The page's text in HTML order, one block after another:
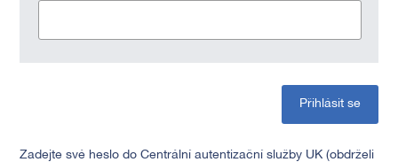
Přihlásit se
Zadejte své heslo do Centrální autentizační služby UK (obdrželi